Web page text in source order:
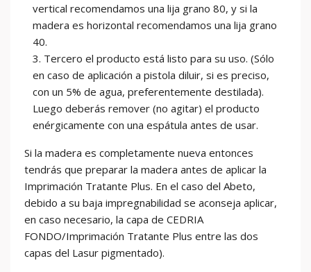
vertical recomendamos una lija grano 80, y si la
madera es horizontal recomendamos una lija grano
40.
Tercero el producto está listo para su uso. (Sólo
en caso de aplicación a pistola diluir, si es preciso,
con un 5% de agua, preferentemente destilada).
Luego deberás remover (no agitar) el producto
enérgicamente con una espátula antes de usar.
Si la madera es completamente nueva entonces
tendrás que preparar la madera antes de aplicar la
Imprimación Tratante Plus. En el caso del Abeto,
debido a su baja impregnabilidad se aconseja aplicar,
en caso necesario, la capa de CEDRIA
FONDO/Imprimación Tratante Plus entre las dos
capas del Lasur pigmentado).